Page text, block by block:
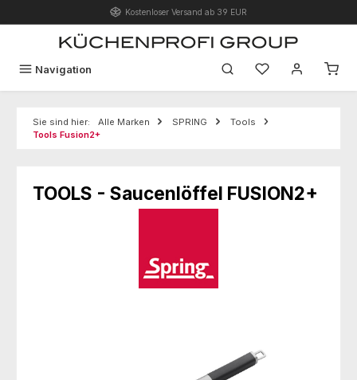
Zum Hauptinhalt springenKostenloser Versand ab 39 EUR
Navigation Du hast 0
Sie sind hier: Alle Marken SPRING
Tools
Tools Fusion2+
TOOLS - Saucenlöffel FUSION2+